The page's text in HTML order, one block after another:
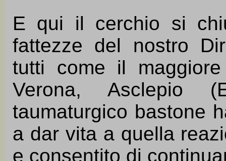
E qui il cerchio si
fattezze del nostro
tutti come il
Verona, Asclepio
taumaturgico bastone
a dar vita a quella
e consentito di